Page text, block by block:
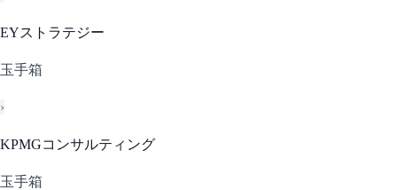
EYストラテジー
玉手箱
›
KPMGコンサルティング
玉手箱